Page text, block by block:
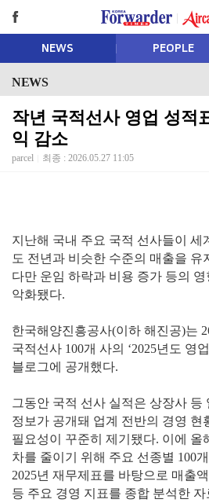
NEWS PEOPLE
NEWS
작년 국적선사 영업 성적
익 감소
parcel 최종 : 2026.05.27 11:05
지난해 국내 주요 국적 선사들이 세
도 전년과 비슷한 수준의 매출을 유
다만 운임 하락과 비용 증가 등의
악화됐다.
한국해양진흥공사(이하 해진공)는
국적선사 100개 사의 ‘2025년도 영
블로그에 공개했다.
그동안 국적 선사 실적은 상장사 등
정보가 공개돼 업계 전반의 경영 현
필요성이 꾸준히 제기됐다. 이에 올
차를 줄이기 위해 주요 선종별 100
2025년 재무제표를 바탕으로 매출
등 주요 경영 지표를 종합 분석한